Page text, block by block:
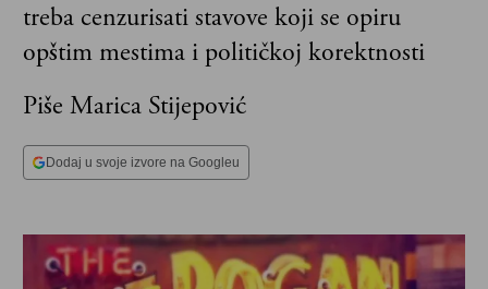
treba cenzurisati stavove koji se opiru
opštim mestima i političkoj korektnosti
Piše Marica Stijepović
Dodaj u svoje izvore na Googleu